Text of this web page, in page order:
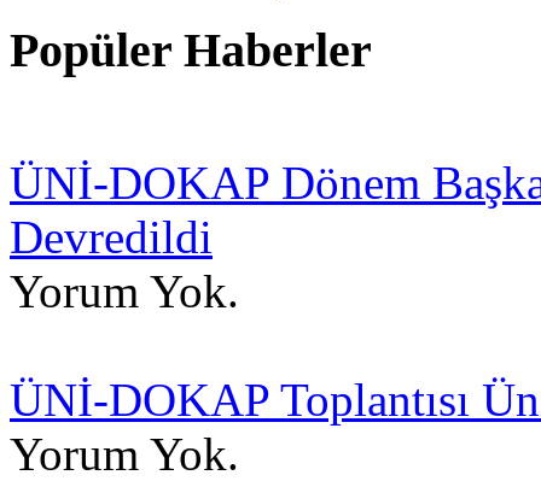
Popüler Haberler
ÜNİ-DOKAP Dönem
Devredildi
Yorum Yok.
ÜNİ-DOKAP Toplantısı
Yorum Yok.